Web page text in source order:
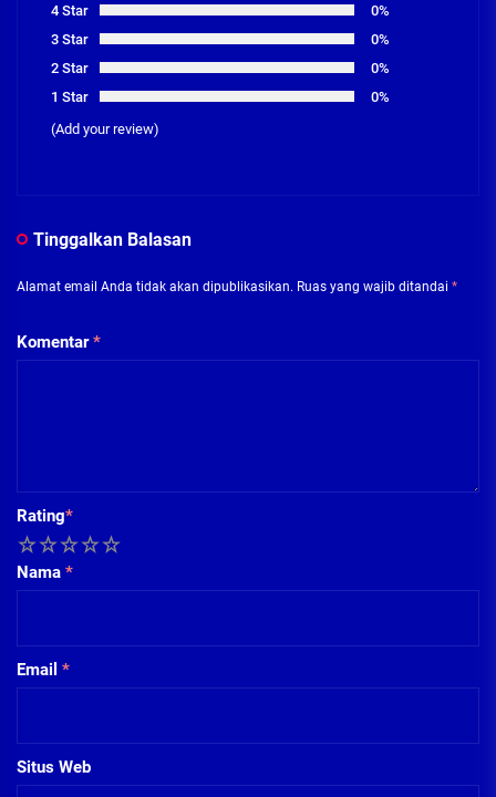
4 Star
0%
3 Star
0%
2 Star
0%
1 Star
0%
(Add your review)
Tinggalkan Balasan
Alamat email Anda tidak akan dipublikasikan. Ruas yang wajib ditandai *
Komentar*
Rating*
5
4
3
2
Nama *
Email *
Situs Web